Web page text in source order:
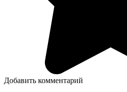
Добавить комментарий